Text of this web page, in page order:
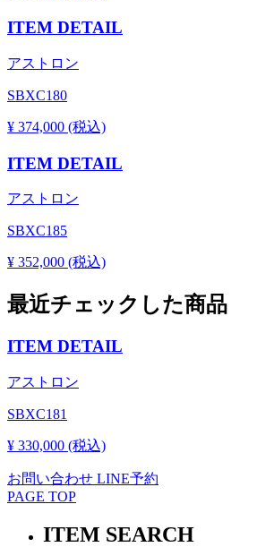
ITEM DETAIL
アストロン
SBXC180
¥ 374,000 (税込)
ITEM DETAIL
アストロン
SBXC185
¥ 352,000 (税込)
最近チェックした商品
ITEM DETAIL
アストロン
SBXC181
¥ 330,000 (税込)
お問い合わせ LINE予約
PAGE TOP
ITEM SEARCH